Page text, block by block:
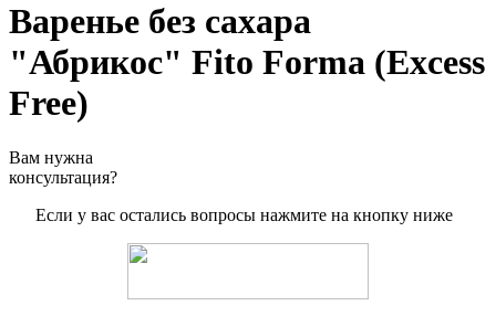
Варенье без сахара
"Абрикос" Fito Forma (Excess
Free)
Вам нужна
консультация?
Если у вас остались вопросы нажмите на кнопку ниже